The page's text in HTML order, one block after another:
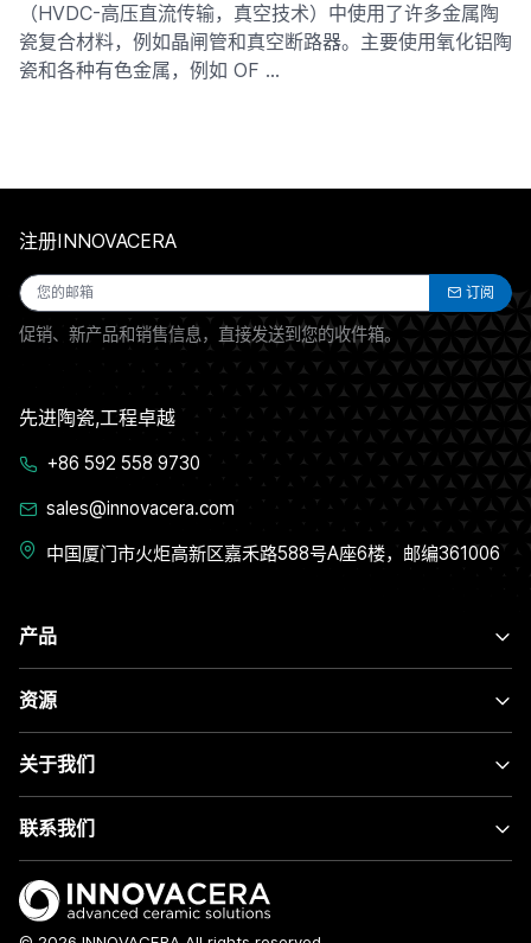
（HVDC-高压直流传输，真空技术）中使用了许多金属陶
瓷复合材料，例如晶闸管和真空断路器。主要使用氧化铝陶
瓷和各种有色金属，例如 OF …
产品
资源
关于我们
联系我们
注册INNOVACERA
订阅
促销、新产品和销售信息，直接发送到您的收件箱。
先进陶瓷,工程卓越
+86 592 558 9730
sales@innovacera.com
中国厦门市火炬高新区嘉禾路588号A座6楼，邮编361006